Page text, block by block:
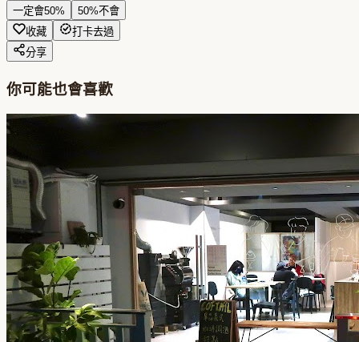
一定會50% 50%不會
收藏
打卡去過
分享
你可能也會喜歡